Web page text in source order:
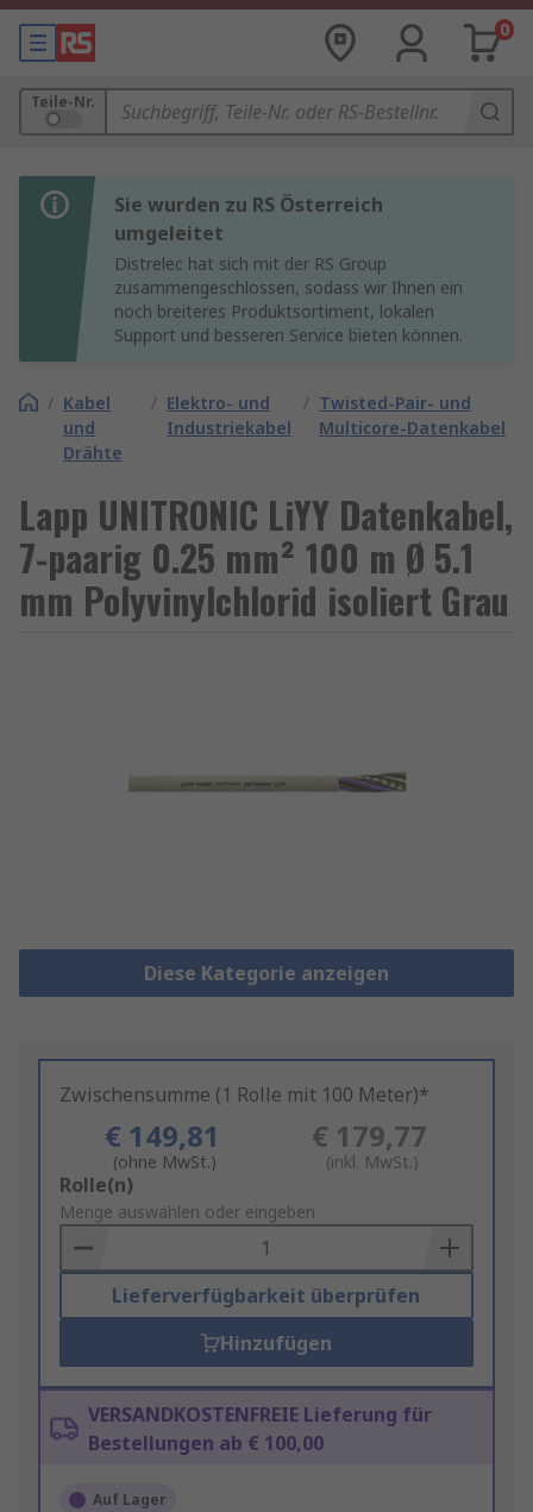
0
Teile-Nr.
Sie wurden zu RS Österreich
umgeleitet
Distrelec hat sich mit der RS Group
zusammengeschlossen, sodass wir Ihnen ein
noch breiteres Produktsortiment, lokalen
Support und besseren Service bieten können.
/ Kabel
und
Drähte
/ Elektro- und
Industriekabel
/ Twisted-Pair- und
Multicore-Datenkabel
Lapp UNITRONIC LiYY Datenkabel,
7-paarig 0.25 mm² 100 m Ø 5.1
mm Polyvinylchlorid isoliert Grau
Diese Kategorie anzeigen
Zwischensumme (1 Rolle mit 100 Meter)*
€ 149,81
(ohne MwSt.)
€ 179,77
(inkl. MwSt.)
Add
to
Basket
Rolle(n)
Menge auswählen oder eingeben
Lieferverfügbarkeit überprüfen
Hinzufügen
VERSANDKOSTENFREIE Lieferung für
Bestellungen ab € 100,00
Auf Lager